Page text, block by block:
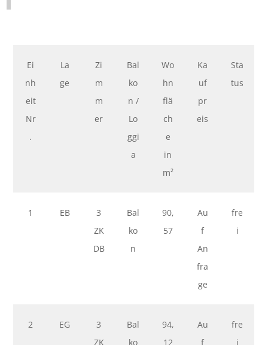
Ei
nh
eit
Nr
.
La
ge
Zi
m
m
er
Bal
ko
n /
Lo
ggi
a
Wo
hn
flä
ch
e
in
m²
Ka
uf
pr
eis
Sta
tus
1 EB
3
ZK
DB
Bal
ko
n
90,
57
Au
f
An
fra
ge
fre
i
2 EG
3
ZK
Bal
ko
94,
12
Au
f
fre
i